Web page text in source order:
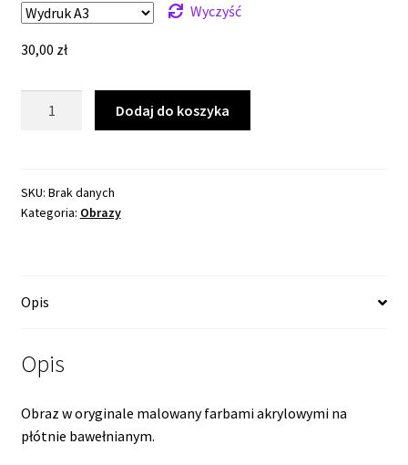
30,00 zł
Wyczyść
30,00 zł
Dodaj do koszyka
SKU: Brak danych
Kategoria: Obrazy
Opis
Opis
Obraz w oryginale malowany farbami akrylowymi na
płótnie bawełnianym.